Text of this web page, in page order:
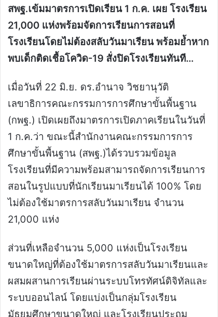
สพฐ.เข้มมาตรการเปิดเรียน 1 ก.ค. เผย โรงเรียน
21,000 แห่งพร้อมจัดการเรียนการสอนที่
โรงเรียนโดยไม่ต้องสลับวันมาเรียน พร้อมย้ำหาก
พบเด็กติดเชื้อโควิด-19 สั่งปิดโรงเรียนทันที…
เมื่อวันที่ 22 มิ.ย. ดร.อำนาจ วิชยานุวัติ
เลขาธิการคณะกรรมการการศึกษาขั้นพื้นฐาน
(กพฐ.) เปิดเผยถึงมาตรการเปิดภาคเรียนในวันที่
1 ก.ค.ว่า ขณะนี้สำนักงานคณะกรรมการการ
ศึกษาขั้นพื้นฐาน (สพฐ.)ได้รวบรวมข้อมูล
โรงเรียนที่มีความพร้อมสามารถจัดการเรียนการ
สอนในรูปแบบที่นักเรียนมาเรียนได้ 100% โดย
ไม่ต้องใช้มาตรการสลับวันมาเรียน จำนวน
21,000 แห่ง
ส่วนที่เหลือจำนวน 5,000 แห่งเป็นโรงเรียน
ขนาดใหญ่ที่ต้องใช้มาตรการสลับวันมาเรียนและ
ผสมผสานการเรียนผ่านระบบโทรทัศน์ดิจิทัลและ
ระบบออนไลน์ โดยแบ่งเป็นกลุ่มโรงเรียน
มัธยมศึกษาขนาดใหญ่ และโรงเรียนประถม